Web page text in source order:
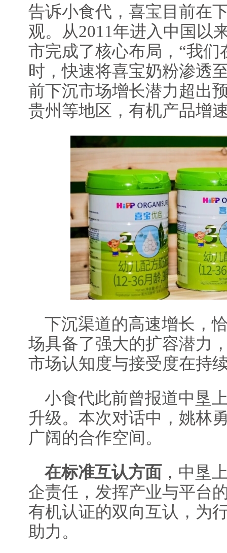
告诉小食代，喜宝目前在
观。从2011年进入中国以
市完成了核心布局，“我
时，快速将喜宝奶粉渗透
前下沉市场增长潜力超出
贵州等地区，有机产品增
下沉渠道的高速增长，
场具备了强大的扩容潜力
市场认知度与接受度在持
小食代此前曾报道中垦
升级。本次对话中，姚林
广阔的合作空间。
在标准互认方面 ，中垦
企责任，发挥产业与平台
有机认证的双向互认，为
助力。